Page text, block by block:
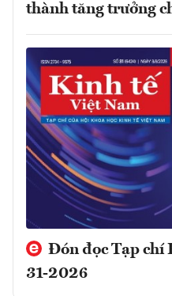
thành tăng trưởng
Đón đọc Tạp chí
31-2026